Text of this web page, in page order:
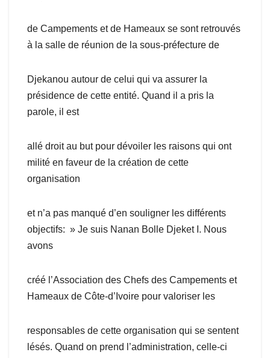
de Campements et de Hameaux se sont retrouvés
à la salle de réunion de la sous-préfecture de
Djekanou autour de celui qui va assurer la
présidence de cette entité. Quand il a pris la
parole, il est
allé droit au but pour dévoiler les raisons qui ont
milité en faveur de la création de cette
organisation
et n’a pas manqué d’en souligner les différents
objectifs: » Je suis Nanan Bolle Djeket I. Nous
avons
créé l’Association des Chefs des Campements et
Hameaux de Côte-d’Ivoire pour valoriser les
responsables de cette organisation qui se sentent
lésés. Quand on prend l’administration, celle-ci